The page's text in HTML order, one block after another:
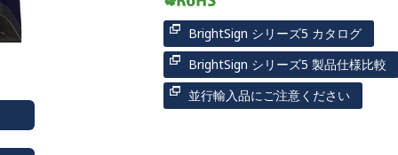
BrightSign シリーズ5 カタログ
BrightSign シリーズ5 製品仕様比較
並行輸入品にご注意ください